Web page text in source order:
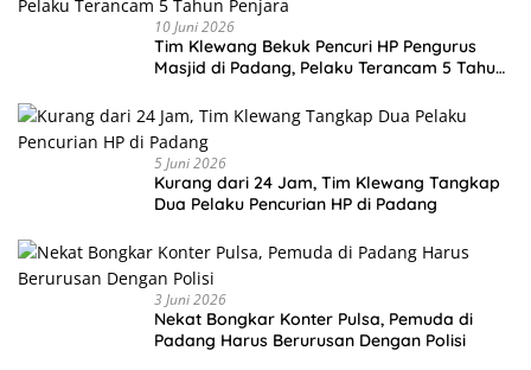
10 Juni 2026
Tim Klewang Bekuk Pencuri HP Pengurus
Masjid di Padang, Pelaku Terancam 5 Tahun
5 Juni 2026
Kurang dari 24 Jam, Tim Klewang Tangkap
Dua Pelaku Pencurian HP di Padang
3 Juni 2026
Nekat Bongkar Konter Pulsa, Pemuda di
Padang Harus Berurusan Dengan Polisi